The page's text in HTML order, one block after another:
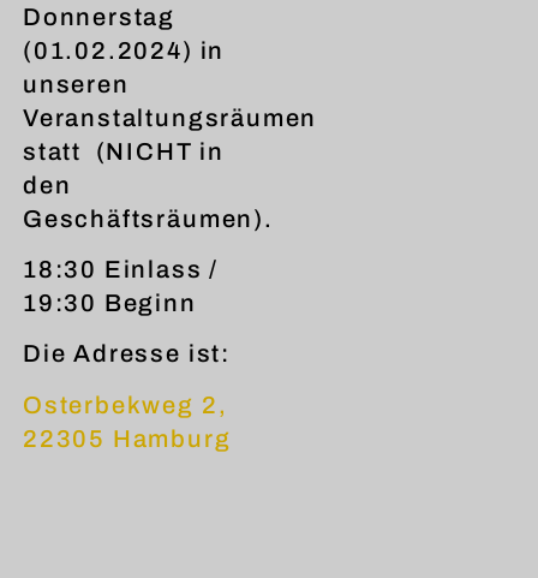
Donnerstag
(01.02.2024) in
unseren
Veranstaltungsräumen
statt (NICHT in
den
Geschäftsräumen).
18:30 Einlass /
19:30 Beginn
Die Adresse ist:
Osterbekweg 2,
22305 Hamburg